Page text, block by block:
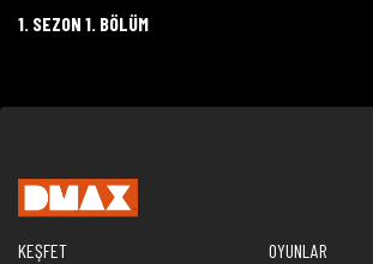
1. SEZON 1. BÖLÜM
KEŞFET
OYUNLAR